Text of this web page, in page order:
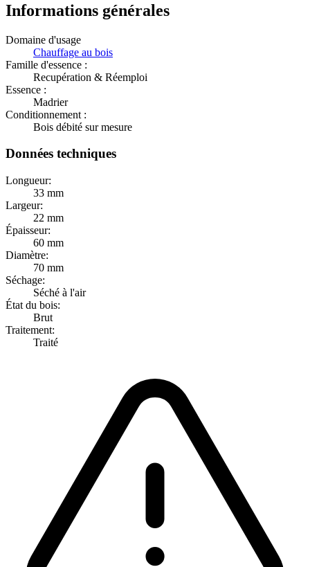
Informations générales
Domaine d'usage
Chauffage au bois
Famille d'essence :
Recupération & Réemploi
Essence :
Madrier
Conditionnement :
Bois débité sur mesure
Données techniques
Longueur:
33 mm
Largeur:
22 mm
Épaisseur:
60 mm
Diamètre:
70 mm
Séchage:
Séché à l'air
État du bois:
Brut
Traitement:
Traité